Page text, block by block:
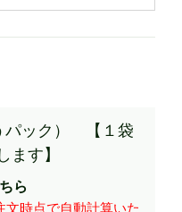
パック） 【１袋
す】
ら
文時点で自動計算いた